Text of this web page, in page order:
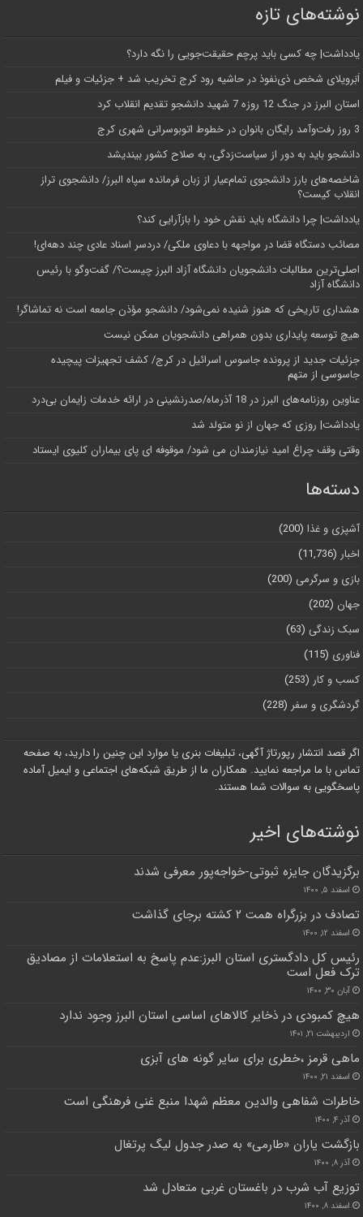
نوشته‌های تازه
یادداشت| ‌چه کسی باید پرچم حقیقت‌جویی را نگه دارد؟
اَبَر‌ویلای شخص ذی‌نفوذ در حاشیه‌ رود کرج تخریب شد + جزئیات و فیلم
استان البرز در جنگ 12 روزه 7 شهید دانشجو تقدیم انقلاب کرد
3 روز رفت‌وآمد رایگان بانوان در خطوط اتوبوسرانی شهری کرج
دانشجو باید به دور از سیاست‌زدگی، به صلاح کشور بیندیشد
شاخصه‌های بارز دانشجوی تمام‌عیار از زبان فرمانده سپاه البرز/ دانشجوی تراز
انقلاب کیست؟
یادداشت| چرا دانشگاه باید نقش خود را بازآرایی کند؟
مصائب دستگاه قضا در مواجهه با دعاوی ملکی/ دردسر اسناد عادی چند‌ دهه‌ای!
اصلی‌ترین مطالبات دانشجویان دانشگاه آزاد البرز چیست؟/ گفت‌وگو با رئیس
دانشگاه آز‌اد
هشداری تاریخی که هنوز شنیده نمی‌شود/ دانشجو مؤذن جامعه است نه تماشاگر!
هیچ توسعه پایداری بدون همراهی دانشجویان ممکن نیست
جزئیات جدید از پرونده جاسوس اسرائیل در کرج/‌ کشف تجهیزات پیچیده
جاسوسی از متهم
عناوین روزنامه‌های البرز در ‌18 آذرماه/صدرنشینی در ارائه خدمات زایمان بی‌درد
یادداشت| روزی که جهان از نو متولد شد
وقتی وقف چراغ امید نیازمندان می شود/ موقوفه ای پای بیماران کلیوی ایستاد
دسته‌ها
آشپزی و غذا (200)
اخبار (11,736)
بازی و سرگرمی (200)
جهان (202)
سبک زندگی (63)
فناوری (115)
کسب و کار (253)
گردشگری و سفر (228)
اگر قصد انتشار رپورتاژ آگهی، تبلیغات بنری یا موارد این چنین را دارید، به صفحه
تماس با ما مراجعه نمایید. همکاران ما از طریق شبکه‌های اجتماعی و ایمیل آماده
پاسخگویی به سوالات شما هستند.
نوشته‌های اخیر
برگزیدگان جایزه ثبوتی-خواجه‌پور معرفی شدند
اسفند ۵, ۱۴۰۰
تصادف در بزرگراه همت ۲ کشته برجای گذاشت
اسفند ۱۲, ۱۴۰۰
رئیس کل دادگستری استان البرز:عدم پاسخ به استعلامات از مصادیق
ترک فعل است
آبان ۳۰, ۱۴۰۰
هیچ کمبودی در ذخایر کالاهای اساسی استان البرز وجود ندارد
اردیبهشت ۲۱, ۱۴۰۱
ماهی قرمز ،خطری برای سایر گونه های آبزی
اسفند ۲۱, ۱۴۰۰
خاطرات شفاهی والدین معظم شهدا منبع غنی فرهنگی است
آذر ۴, ۱۴۰۰
بازگشت یاران «طارمی» به صدر جدول لیگ پرتغال
آذر ۸, ۱۴۰۰
توزیع آب شرب در باغستان غربی متعادل شد
اسفند ۸, ۱۴۰۰